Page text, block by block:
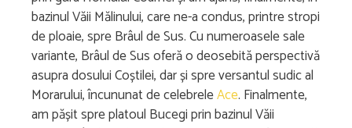
bazinul Văii Mălinului, care ne-a condus, printre stropi
de ploaie, spre Brâul de Sus. Cu numeroasele sale
variante, Brâul de Sus oferă o deosebită perspectivă
asupra dosului Coștilei, dar și spre versantul sudic al
Morarului, încununat de celebreleAce. Finalmente,
am pășit spre platoul Bucegi prin bazinul Văii